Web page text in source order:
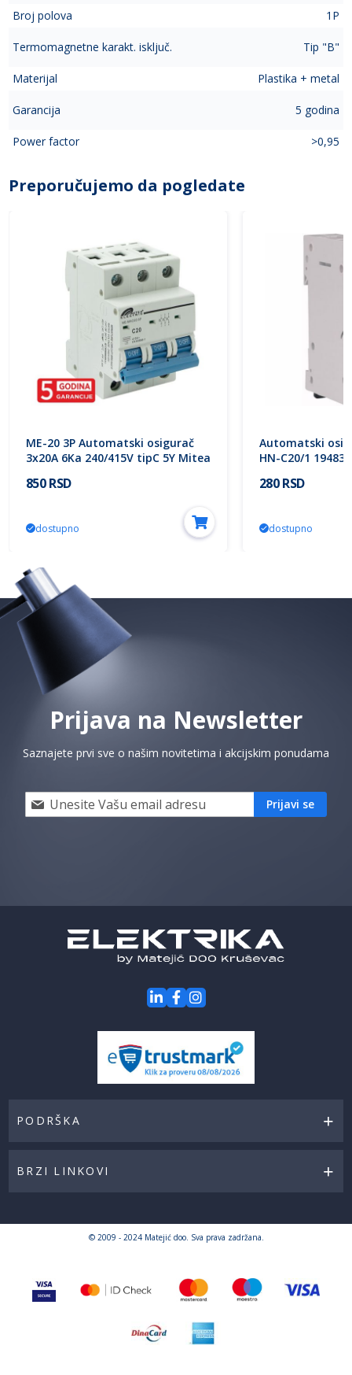
Broj polova 1P
Termomagnetne karakt. isključ. Tip "B"
Materijal Plastika + metal
Garancija 5 godina
Power factor >0,95
Preporučujemo da pogledate
ME-20 3P Automatski osigurač
3x20A 6Ka 240/415V tipC 5Y Mitea
850 RSD
dostupno
Automatski
HN-C20/1
280 RSD
dostupno
Prijava na Newsletter
Saznajete prvi sve o našim novitetima i akcijskim ponudama
Prijavi
se
akcije
Prijavi se
PODRŠKA
BRZI LINKOVI
© 2009 - 2024 Matejić doo. Sva prava zadržana.